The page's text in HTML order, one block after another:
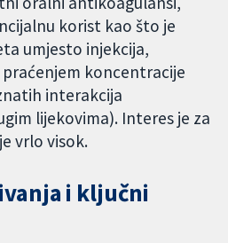
korist kao što je
umjesto injekcija,
koncentracije
interakcija
lijekovima). Interes je za
vrlo visok.
i ključni